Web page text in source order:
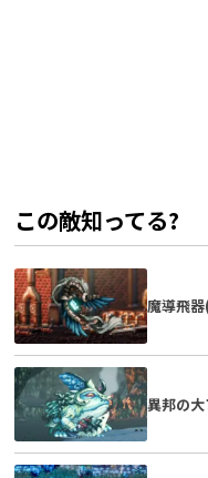
この敵知ってる?
魔導飛
異邦の